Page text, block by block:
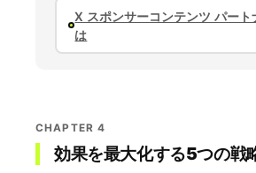
X スポンサーコンテンツ パート
は
CHAPTER 4
効果を最大化する5つの戦